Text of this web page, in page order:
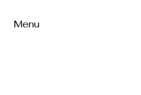
Menu